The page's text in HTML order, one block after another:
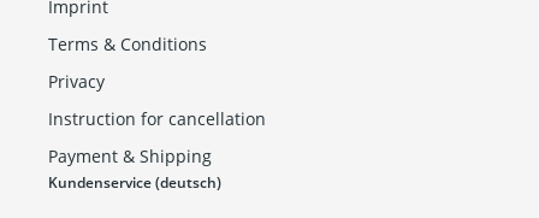
Imprint
Terms & Conditions
Privacy
Instruction for cancellation
Payment & Shipping
Kundenservice (deutsch)